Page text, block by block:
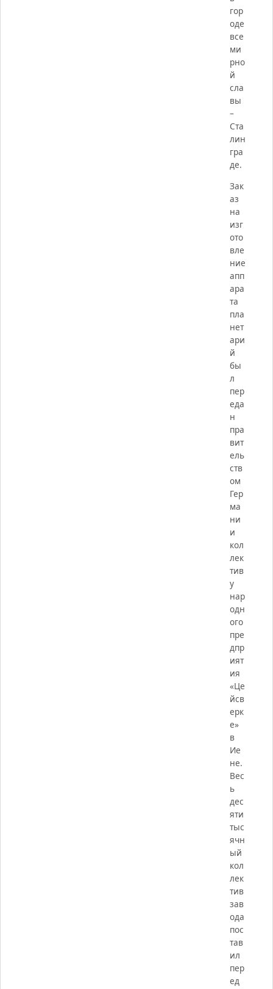
гор
оде
все
ми
рно
й
сла
вы
–
Ста
лин
гра
де.
Зак
аз
на
изг
ото
вле
ние
апп
ара
та
пла
нет
ари
й
бы
л
пер
еда
н
пра
вит
ель
ств
ом
Гер
ма
ни
и
кол
лек
тив
у
нар
одн
ого
пре
дпр
ият
ия
«Це
йсв
ерк
е»
в
Ие
не.
Вес
ь
дес
яти
тыс
ячн
ый
кол
лек
тив
зав
ода
пос
тав
ил
пер
ед